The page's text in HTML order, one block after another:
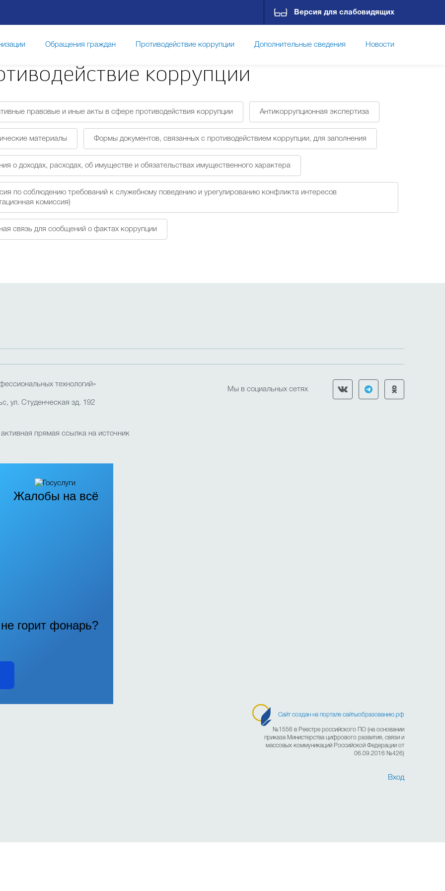
коррупции
правовые и иные акты в сфере противодействия коррупции Антикоррупционная экспертиза
материалы Формы документов, связанных с противодействием коррупции, для заполнения
о доходах, расходах, об имуществе и обязательствах имущественного характера
по соблюдению требований к служебному поведению и урегулированию конфликта интересов
комиссия)
связь для сообщений о фактах коррупции
Версия для слабовидящих
Обращения граждан Противодействие коррупции Дополнительные сведения Новости
технологий»
ул. Студенческая зд. 192
прямая ссылка на источник
Мы в социальных сетях
Жалобы на всё
горит фонарь?
Сайт создан на портале сайтыобразованию.рф
№1556 в Реестре российского ПО (на основании
приказа Министерства цифрового развития, связи и
массовых коммуникаций Российской Федерации от
06.09.2016 №426)
Вход